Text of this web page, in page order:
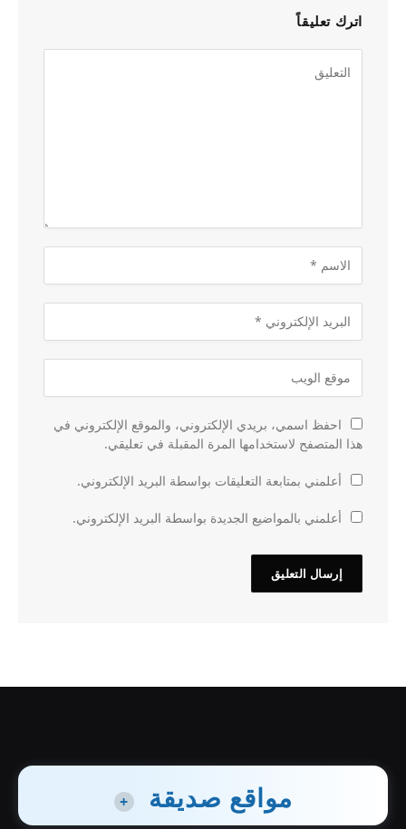
اترك تعليقاً
احفظ اسمي، بريدي الإلكتروني، والموقع الإلكتروني في
هذا المتصفح لاستخدامها المرة المقبلة في تعليقي.
أعلمني بمتابعة التعليقات بواسطة البريد الإلكتروني.
أعلمني بالمواضيع الجديدة بواسطة البريد الإلكتروني.
مواقع صديقة +